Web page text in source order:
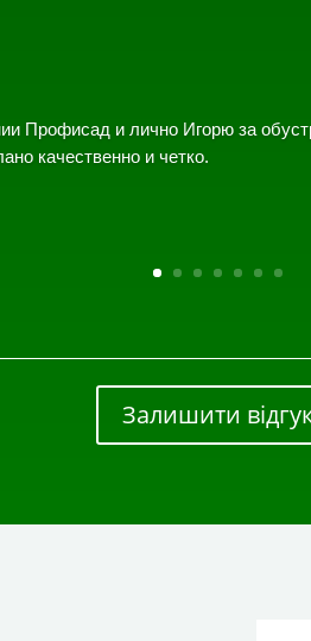
Профисад и лично Игорю за
качественно и четко.
Залишити